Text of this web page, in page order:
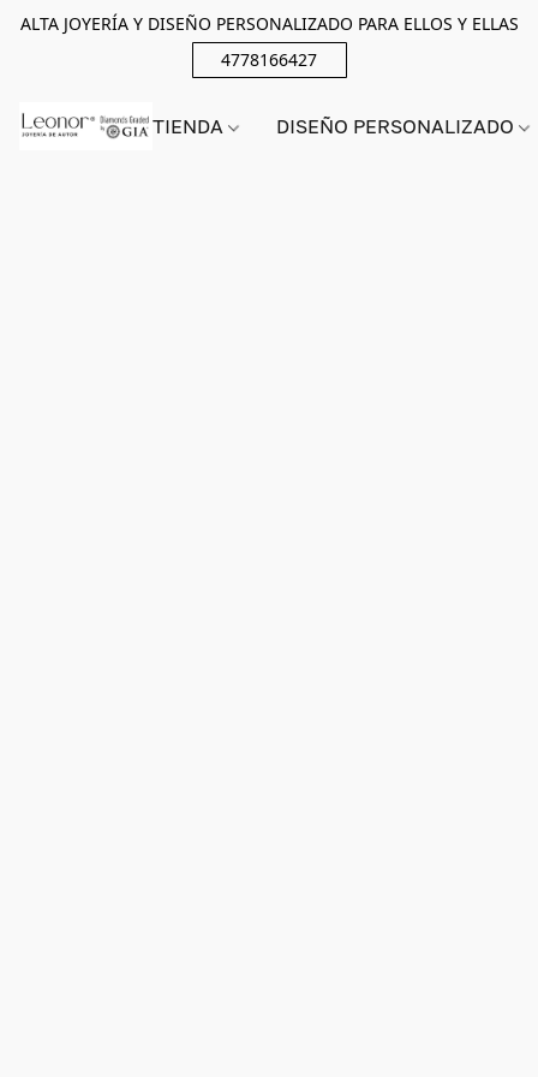
ALTA JOYERÍA Y DISEÑO PERSONALIZADO PARA ELLOS Y ELLAS
4778166427
TIENDA DISEÑO PERSONALIZADO